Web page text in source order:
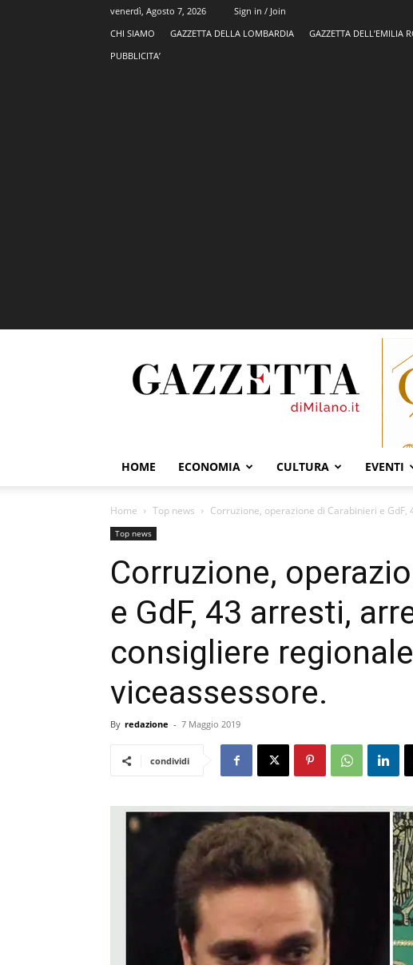
venerdì, Agosto 7, 2026
Sign in / Join
CHI SIAMO
GAZZETTA DELLA LOMBARDIA GAZZETTA DELL’EMILIA
PUBBLICITA’
HOME ECONOMIA CULTURA EVENTI
Home Top news Corruzione, operazione di Carabinieri e
Top news
Corruzione,
e GdF, 43 arresti,
consigliere
viceassessore.
By redazione - 7 Maggio 2019
condividi